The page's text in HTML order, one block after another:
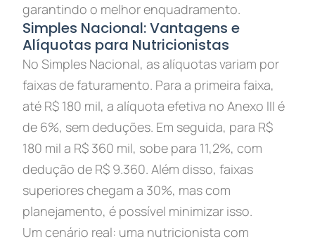
garantindo o melhor enquadramento.
Simples Nacional: Vantagens e
Alíquotas para Nutricionistas
No Simples Nacional, as alíquotas variam por
faixas de faturamento. Para a primeira faixa,
até R$ 180 mil, a alíquota efetiva no Anexo III é
de 6%, sem deduções. Em seguida, para R$
180 mil a R$ 360 mil, sobe para 11,2%, com
dedução de R$ 9.360. Além disso, faixas
superiores chegam a 30%, mas com
planejamento, é possível minimizar isso.
Um cenário real: uma nutricionista com